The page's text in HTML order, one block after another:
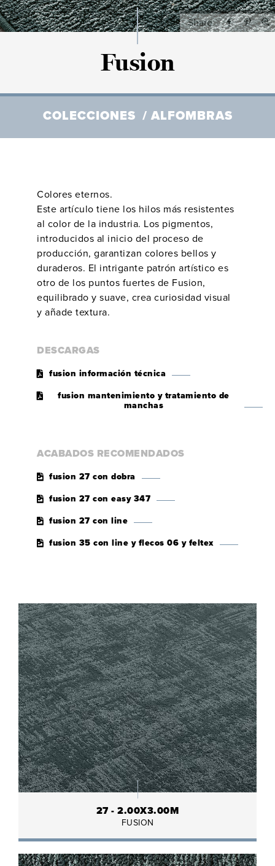
Share
Fusion
COLECCIONES ALFOMBRAS
Colores eternos.
Este artículo tiene los hilos más resistentes
al color de la industria. Los pigmentos,
introducidos al inicio del proceso de
producción, garantizan colores bellos y
duraderos. El intrigante patrón artístico es
otro de los puntos fuertes de Fusion,
equilibrado y suave, crea curiosidad visual
y añade textura.
DESCARGAS
fusion información técnica
fusion mantenimiento y tratamiento de
manchas
ACABADOS RECOMENDADOS
fusion 27 con dobra
fusion 27 con easy 347
fusion 27 con line
fusion 35 con line y flecos 06 y feltex
27 - 2.00X3.00M
FUSION